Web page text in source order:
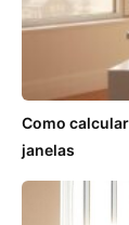
Como
janelas